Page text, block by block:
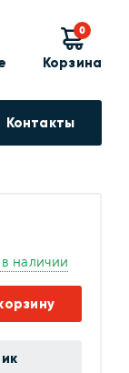
0
Корзина
Контакты
наличии